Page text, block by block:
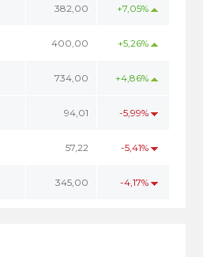
382,00 +7,05%
400,00 +5,26%
734,00 +4,86%
94,01 -5,99%
57,22 -5,41%
345,00 -4,17%